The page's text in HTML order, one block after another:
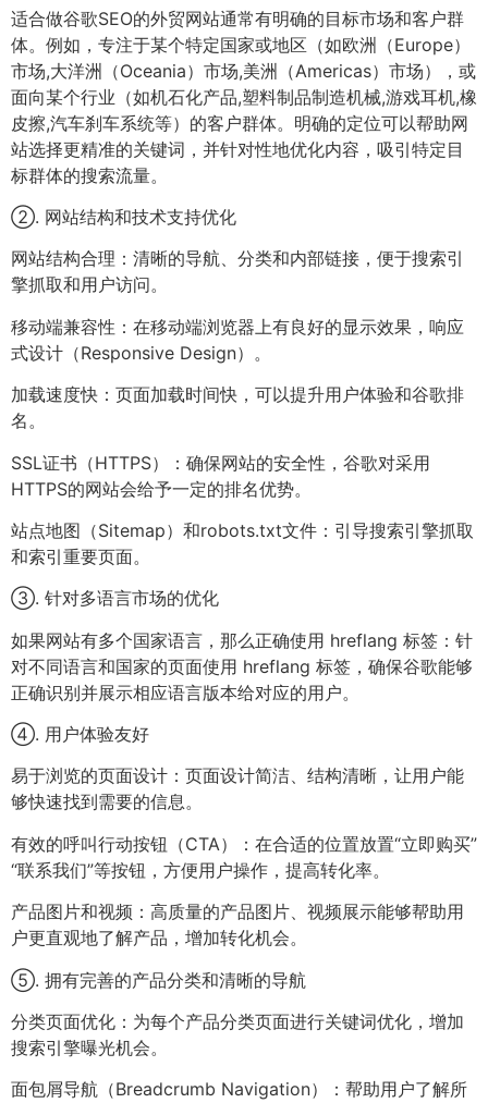
适合做谷歌SEO的外贸网站通常有明确的目标市场和客户群
体。例如，专注于某个特定国家或地区（如欧洲（Europe）
市场,大洋洲（Oceania）市场,美洲（Americas）市场），或
面向某个行业（如机石化产品,塑料制品制造机械,游戏耳机,橡
皮擦,汽车刹车系统等）的客户群体。明确的定位可以帮助网
站选择更精准的关键词，并针对性地优化内容，吸引特定目
标群体的搜索流量。
②. 网站结构和技术支持优化
网站结构合理：清晰的导航、分类和内部链接，便于搜索引
擎抓取和用户访问。
移动端兼容性：在移动端浏览器上有良好的显示效果，响应
式设计（Responsive Design）。
加载速度快：页面加载时间快，可以提升用户体验和谷歌排
名。
SSL证书（HTTPS）：确保网站的安全性，谷歌对采用
HTTPS的网站会给予一定的排名优势。
站点地图（Sitemap）和robots.txt文件：引导搜索引擎抓取
和索引重要页面。
③. 针对多语言市场的优化
如果网站有多个国家语言，那么正确使用 hreflang 标签：针
对不同语言和国家的页面使用 hreflang 标签，确保谷歌能够
正确识别并展示相应语言版本给对应的用户。
④. 用户体验友好
易于浏览的页面设计：页面设计简洁、结构清晰，让用户能
够快速找到需要的信息。
有效的呼叫行动按钮（CTA）：在合适的位置放置“立即购买”
“联系我们”等按钮，方便用户操作，提高转化率。
产品图片和视频：高质量的产品图片、视频展示能够帮助用
户更直观地了解产品，增加转化机会。
⑤. 拥有完善的产品分类和清晰的导航
分类页面优化：为每个产品分类页面进行关键词优化，增加
搜索引擎曝光机会。
面包屑导航（Breadcrumb Navigation）：帮助用户了解所